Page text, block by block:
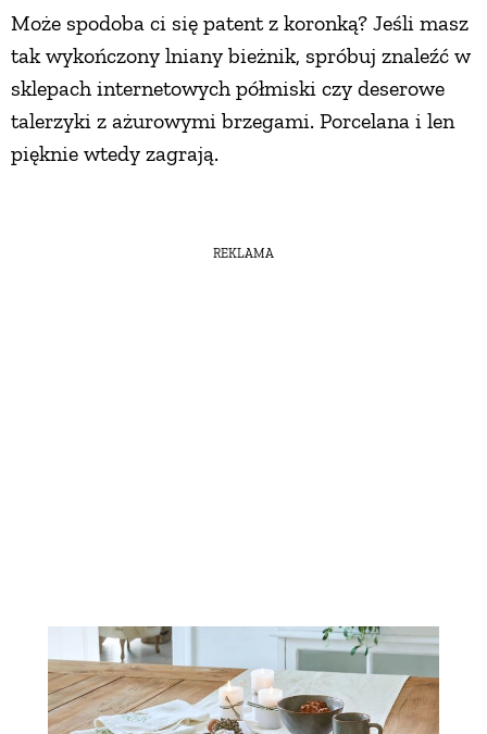
Może spodoba ci się patent z koronką? Jeśli masz
tak wykończony lniany bieżnik, spróbuj znaleźć w
sklepach internetowych półmiski czy deserowe
talerzyki z ażurowymi brzegami. Porcelana i len
pięknie wtedy zagrają.
REKLAMA